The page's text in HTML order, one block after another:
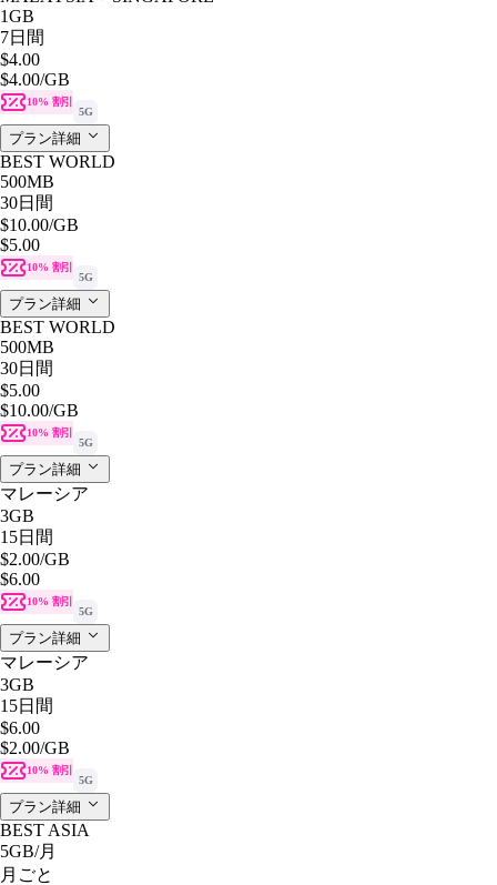
1GB
7日間
$4.00
$4.00/GB
10% 割引
5G
プラン詳細
BEST WORLD
500MB
30日間
$10.00/GB
$5.00
10% 割引
5G
プラン詳細
BEST WORLD
500MB
30日間
$5.00
$10.00/GB
10% 割引
5G
プラン詳細
マレーシア
3GB
15日間
$2.00/GB
$6.00
10% 割引
5G
プラン詳細
マレーシア
3GB
15日間
$6.00
$2.00/GB
10% 割引
5G
プラン詳細
BEST ASIA
5GB/月
月ごと